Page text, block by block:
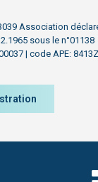
3039 Association
sous le n°01138
| code APE: 8413Z